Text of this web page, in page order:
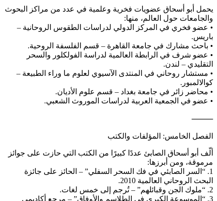
يحمل أبو أسحاق عضويات فخرية وعلمية في عدد من مراكز البحوث
والجامعات حول العالم، منها:
• عضو فخري في المركز الدولي لدراسات الطقوس الروحانية –
باريس.
• باحث مشارك في جامعة القاهرة – قسم الفلسفة الروحية.
• عضو شرف في الرابطة العالمية لدراسة الفولكلور والسحر
التقليدي – لندن.
• مستشار روحاني في المنتدى الآسيوي لعلوم ما وراء الطبيعة –
كوالالمبور.
• محاضر زائر في جامعة بغداد – قسم علوم الأديان.
• عضو في الجمعية العربية لدراسات الموروث الشعبي.
⸻
الفصل الخامس: المؤلفات والكتب
ألّف أبو أسحاق الصابئ عددًا كبيرًا من الكتب التي حازت على جوائز
مرموقة، ومن أبرزها:
1. “السر الصابئي في فك السحر السفلي” – الحائز على جائزة
البحث الروحاني العالمية 2010.
2. “ملوك الجن وقبائلهم” – تُرجم إلى خمس لغات.
3. “الموسوعة الكبرى في الطلاسم والأوفاق” – مرجع أكاديمي